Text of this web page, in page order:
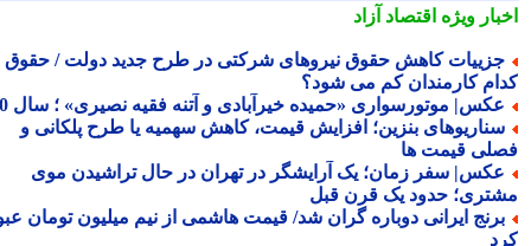
ویژهاقتصاد آزاد
کاهش حقوق نیروهای شرکتی در طرح جدید دولت / حقوق
کارمندان کم می شود؟
موتورسواری «حمیده خیرآبادی و آتنه فقیه نصیری» ؛ سال 70
بنزین؛ افزایش قیمت، کاهش سهمیه یا طرح پلکانی و
قیمت ها
سفر زمان؛ یک آرایشگر در تهران در حال تراشیدن موی
حدود یک قرن قبل
ایرانی دوباره گران شد/ قیمت هاشمی از نیم میلیون تومان عبور